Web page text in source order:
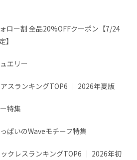
ロー割 全品20%OFFクーポン【7/24
】
エリー
スランキングTOP6 │ 2026年夏版
特集
ぱいのWaveモチーフ特集
クレスランキングTOP6 │ 2026年初